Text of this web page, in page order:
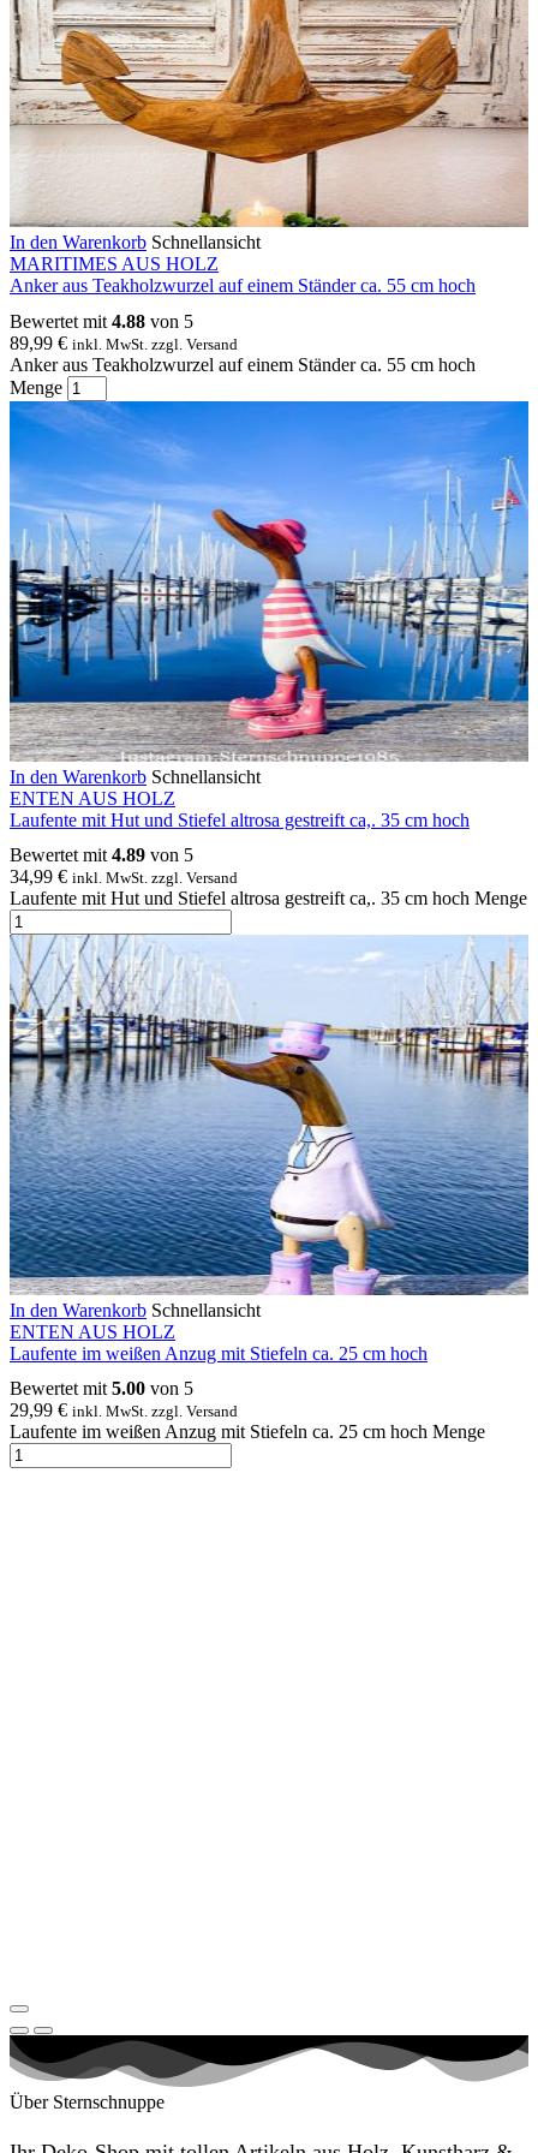
In den Warenkorb Schnellansicht
MARITIMES AUS HOLZ
Anker aus Teakholzwurzel auf einem Ständer ca. 55 cm hoch
Bewertet mit 4.88 von 5
89,99 € inkl. MwSt. zzgl. Versand
Anker aus Teakholzwurzel auf einem Ständer ca. 55 cm hoch
Menge
In den Warenkorb Schnellansicht
ENTEN AUS HOLZ
Laufente mit Hut und Stiefel altrosa gestreift ca,. 35 cm hoch
Bewertet mit 4.89 von 5
34,99 € inkl. MwSt. zzgl. Versand
Laufente mit Hut und Stiefel altrosa gestreift ca,. 35 cm hoch Menge
In den Warenkorb Schnellansicht
ENTEN AUS HOLZ
Laufente im weißen Anzug mit Stiefeln ca. 25 cm hoch
Bewertet mit 5.00 von 5
29,99 € inkl. MwSt. zzgl. Versand
Laufente im weißen Anzug mit Stiefeln ca. 25 cm hoch Menge
Über Sternschnuppe